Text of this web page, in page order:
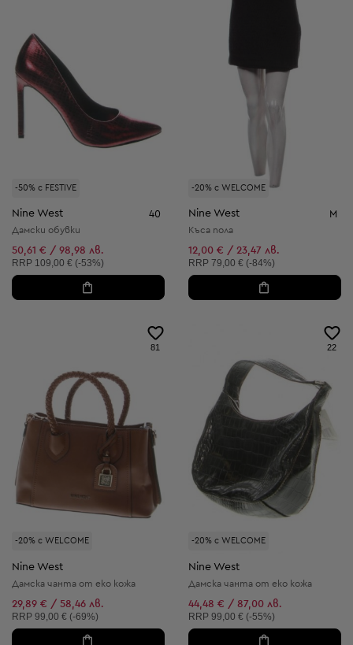
-50% с FESTIVE
Nine West 40
Дамски обувки
50,61 € / 98,98 лв.
Препоръчителна цена:
RRP 109,00 € (-53%)
-20% с WELCOME
Nine West M
Къса пола
12,00 € / 23,47 лв.
Препоръчителна цена:
RRP 79,00 € (-84%)
-20% с WELCOME
81
Nine West
Дамска чанта от еко кожа
29,89 € / 58,46 лв.
Препоръчителна цена:
RRP 99,00 € (-69%)
-20% с WELCOME
22
Nine West
Дамска чанта от еко кожа
44,48 € / 87,00 лв.
Препоръчителна цена:
RRP 99,00 € (-55%)